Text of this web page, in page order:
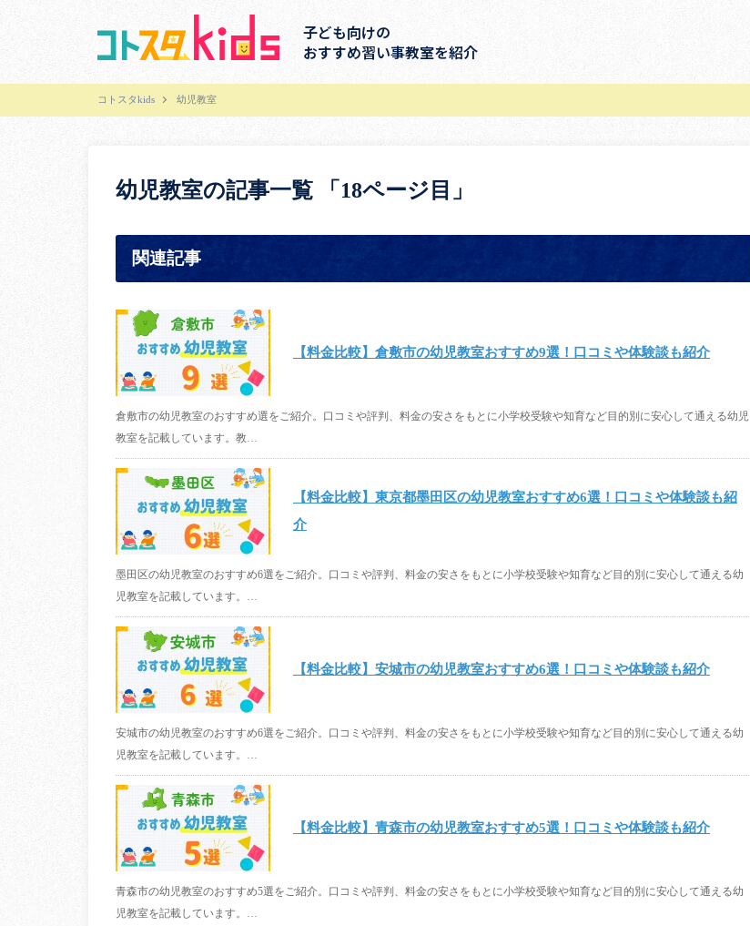
子ども向けの
おすすめ習い事教室を紹介
コトスタkids 幼児教室
幼児教室の記事一覧 「18ページ目」
関連記事
【料金比較】倉敷市の幼児教室おすすめ9選！口コミや体験談も紹介
倉敷市の幼児教室のおすすめ選をご紹介。口コミや評判、料金の安さをもとに小学校受験や知育など目的別に安心して通える幼児
教室を記載しています。教…
【料金比較】東京都墨田区の幼児教室おすすめ6選！口コミや体験談も紹
介
墨田区の幼児教室のおすすめ6選をご紹介。口コミや評判、料金の安さをもとに小学校受験や知育など目的別に安心して通える幼
児教室を記載しています。…
【料金比較】安城市の幼児教室おすすめ6選！口コミや体験談も紹介
安城市の幼児教室のおすすめ6選をご紹介。口コミや評判、料金の安さをもとに小学校受験や知育など目的別に安心して通える幼
児教室を記載しています。…
【料金比較】青森市の幼児教室おすすめ5選！口コミや体験談も紹介
青森市の幼児教室のおすすめ5選をご紹介。口コミや評判、料金の安さをもとに小学校受験や知育など目的別に安心して通える幼
児教室を記載しています。…